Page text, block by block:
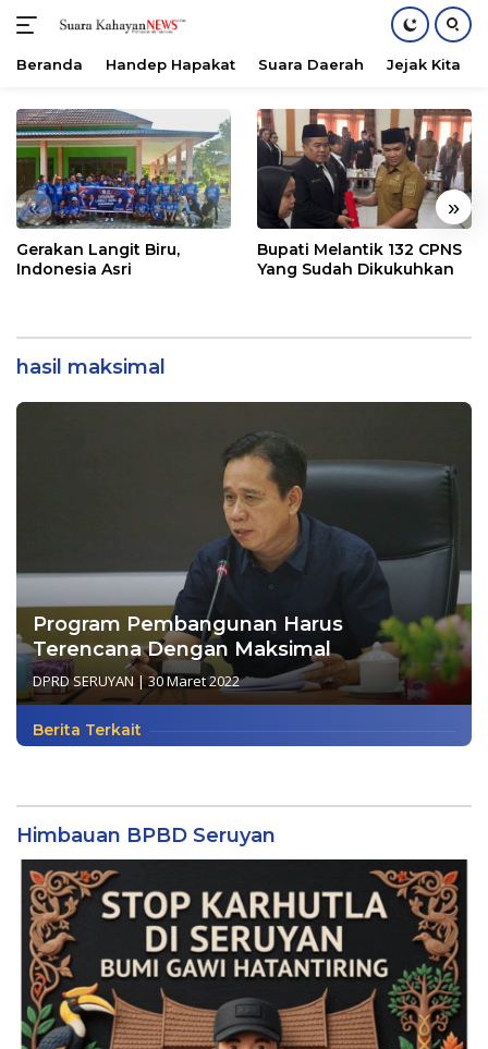
konten
Beranda Handep Hapakat Suara Daerah Jejak Kita
« »
Gerakan Langit Biru,
Indonesia Asri
Bupati Melantik 132 CPNS
Yang Sudah Dikukuhkan
hasil maksimal
Program Pembangunan Harus
Terencana Dengan Maksimal
DPRD SERUYAN |30 Maret 2022
Berita Terkait
Himbauan BPBD Seruyan